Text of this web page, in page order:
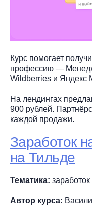
Курс помогает
профессию —
Wildberries и Яндекс
На лендингах
900 рублей.
каждой продажи.
Заработок
на Тильде
Тематика:
Автор курса: